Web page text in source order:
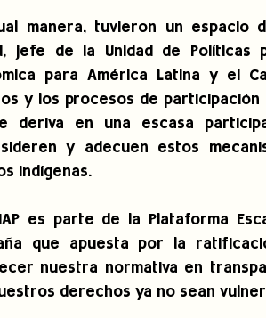
manera, tuvieron un espacio
jefe de la Unidad de Políticas
para América Latina y el
y los procesos de participación
deriva en una escasa
y adecuen estos
indígenas.
es parte de la Plataforma
que apuesta por la
nuestra normativa en
derechos ya no sean